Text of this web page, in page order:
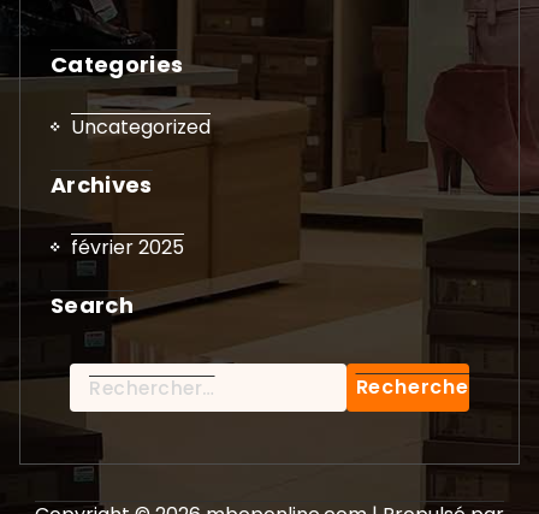
Categories
Uncategorized
Archives
février 2025
Search
Rechercher :